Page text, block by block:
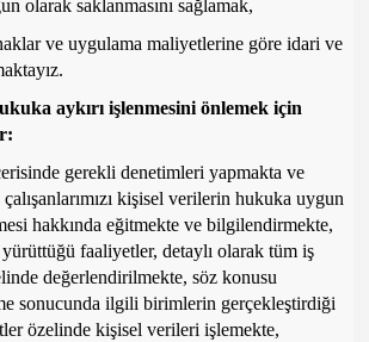
olarak saklanmasını sağlamak,
ve uygulama maliyetlerine göre idari ve
aykırı işlenmesini önlemek için
gerekli denetimleri yapmakta ve
kişisel verilerin hukuka uygun
hakkında eğitmekte ve bilgilendirmekte,
faaliyetler, detaylı olarak tüm iş
değerlendirilmekte, söz konusu
sonucunda ilgili birimlerin gerçekleştirdiği
özelinde kişisel verileri işlemekte,